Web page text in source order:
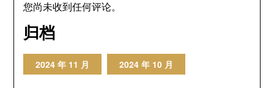
您尚未收到任何评论。
归档
2024 年 11 月 2024 年 10 月